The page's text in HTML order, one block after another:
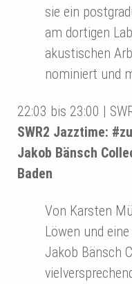
sie ein
am dortigen
akustischen
nominiert und
22:03 bis 23:00 |
SWR2 Jazztime:
Jakob Bänsch
Baden
Von Karsten
Löwen und
Jakob Bänsch